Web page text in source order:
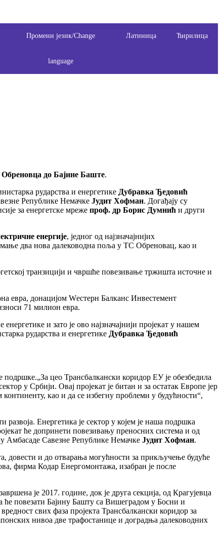
Промени језик/Change
language
Латиница Ћирилица
Обреновца до Бајине Баште.
рударства и енергетике Дубравка Ђедовић
Републике Немачке Јудит Хофман. Догађају су
за енергетске мреже проф. др Борис Думнић и други
енергије, једног од најзначајнијих
два нова далеководна поља у ТС Обреновац, као и
транзицији и чвршће повезивање тржишта источне и
евра, донацијом Wестерн Балканс Инвестемент
71 милион евра.
и зато је ово најзначајнији пројекат у нашем
рударства и енергетике Дубравка Ђедовић
подршке.„За цео Трансбалкански коридор ЕУ је обезбедила
у Србији. Овај пројекат је битан и за остатак Европе јер
као и да се избегну проблеми у будућности“,
Енергетика је сектор у којем је наша подршка
ће допринети повезивању преносних система и од
Амбасаде Савезне Републике Немачке Јудит Хофман.
довести и до отварања могућности за прикључење будуће
фирма Кодар Енергомонтажа, изабран је после
је 2017. године, док је друга секција, од Крагујевца
ће повезати Бајину Башту са Вишеградом у Босни и
свих фаза пројекта Трансбалкански коридор за
нивоа две трафостанице и доградња далеководних